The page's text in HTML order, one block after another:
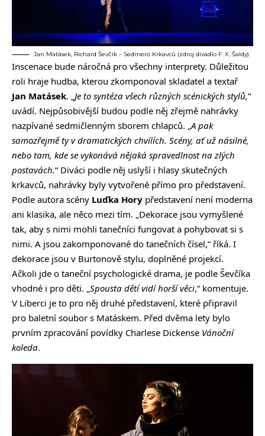
Jan Matásek, Richard Ševčík – Sedmero Krkavců (zdroj divadlo F. X. Šaldy)
Inscenace bude náročná pro všechny interprety. Důležitou
roli hraje hudba, kterou zkomponoval skladatel a textař
Jan Matásek. „Je to syntéza všech různých scénických stylů,“
uvádí. Nejpůsobivější budou podle něj zřejmě nahrávky
nazpívané sedmičlenným sborem chlapců. „A pak
samozřejmě ty v dramatických chvílích. Scény, ať už násilné,
nebo tam, kde se vykonává nějaká spravedlnost na zlých
postavách.“ Diváci podle něj uslyší i hlasy skutečných
krkavců, nahrávky byly vytvořené přímo pro představení.
Podle autora scény Luďka Hory představení není moderna
ani klasika, ale něco mezi tím. „Dekorace jsou vymyšlené
tak, aby s nimi mohli tanečníci fungovat a pohybovat si s
nimi. A jsou zakomponované do tanečních čísel,“ říká. I
dekorace jsou v Burtonově stylu, doplněné projekcí.
Ačkoli jde o taneční psychologické drama, je podle Ševčíka
vhodné i pro děti. „Spousta dětí vidí horší věci,“ komentuje.
V Liberci je to pro něj druhé představení, které připravil
pro baletní soubor s Matáskem. Před dvěma lety bylo
prvním zpracování povídky Charlese Dickense Vánoční
koleda.